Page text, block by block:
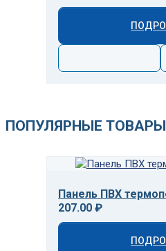
ПОПУЛЯРНЫЕ ТОВАРЫ
Панель ПВХ
207.00 ₽